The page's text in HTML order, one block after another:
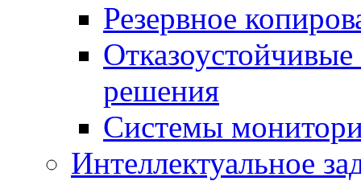
Резервное
решения
Системы
Интеллектуальное